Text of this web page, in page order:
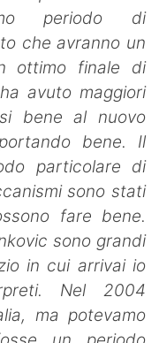
periodo di
che avranno un
ottimo finale di
avuto maggiori
bene al nuovo
bene. Il
particolare di
sono stati
fare bene.
sono grandi
in cui arrivai io
Nel 2004
ma potevamo